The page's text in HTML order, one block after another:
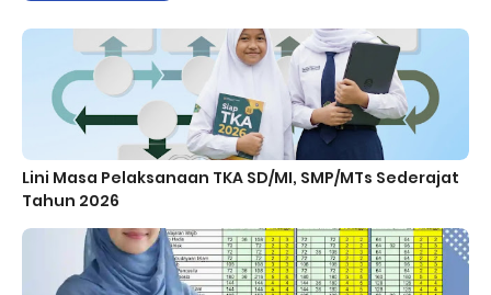
Lini Masa Pelaksanaan TKA SD/MI, SMP/MTs Sederajat
Tahun 2026